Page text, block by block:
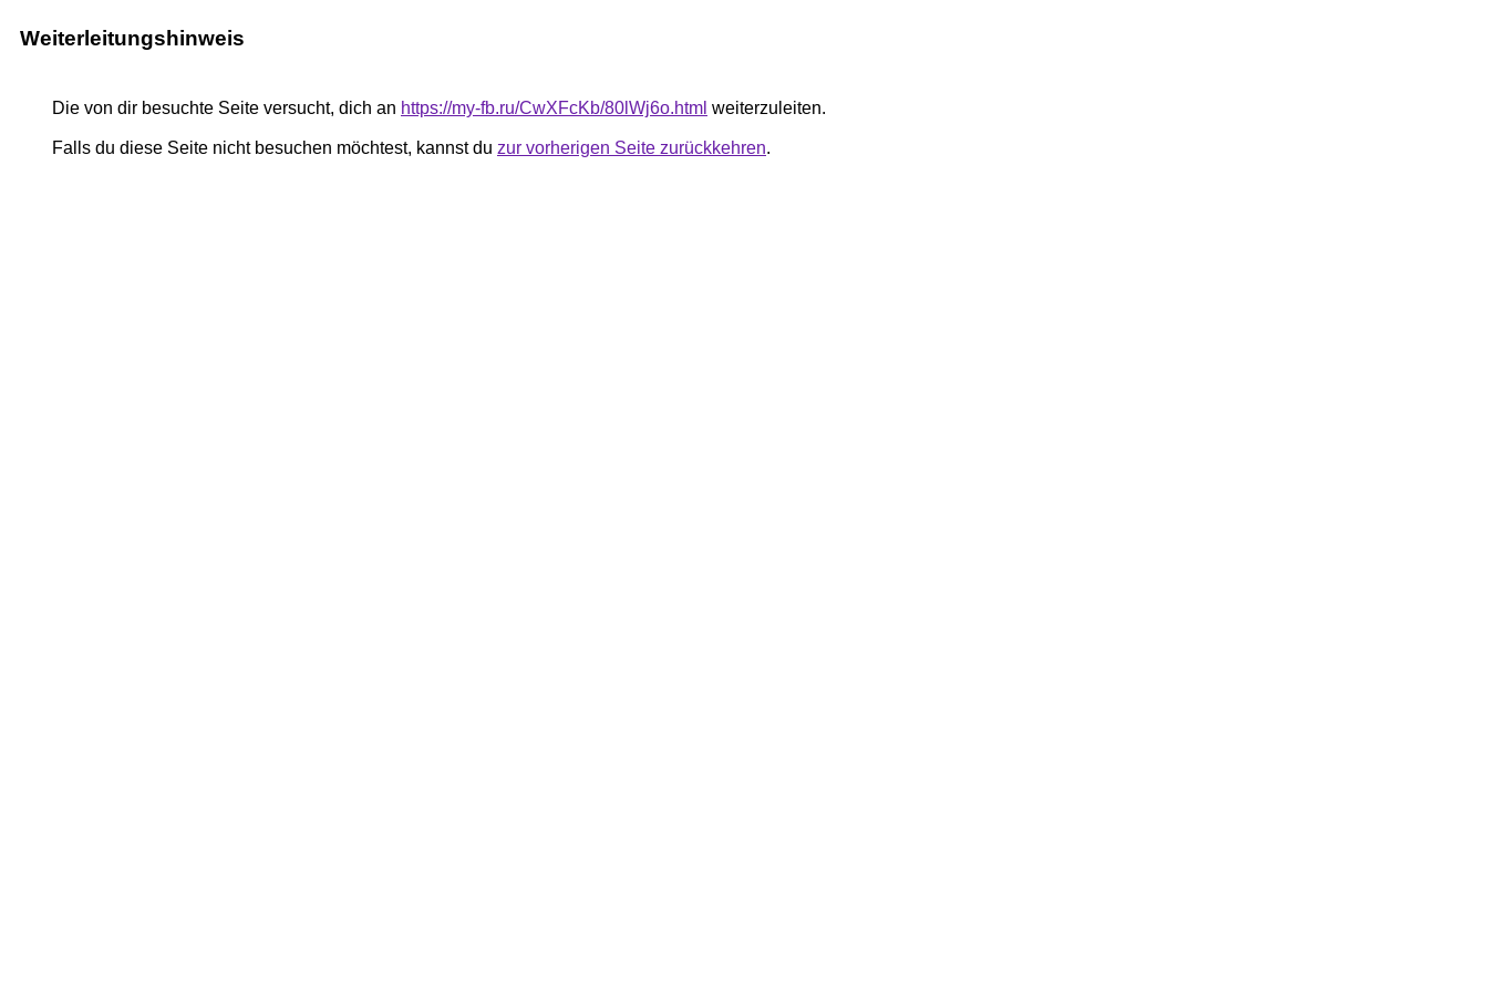
Weiterleitungshinweis
Die von dir besuchte Seite versucht, dich an https://my-fb.ru/CwXFcKb/80lWj6o.html weiterzuleiten.
Falls du diese Seite nicht besuchen möchtest, kannst du zur vorherigen Seite zurückkehren.